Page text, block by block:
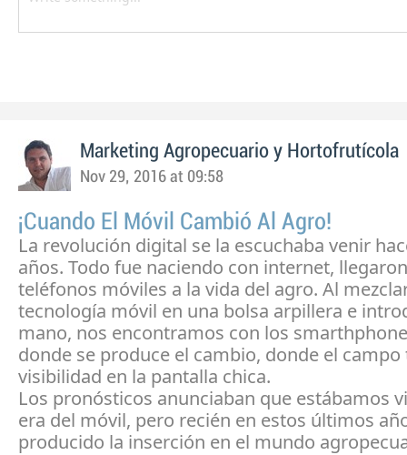
Marketing Agropecuario y Hortofrutícola
Nov 29, 2016 at 09:58
¡Cuando El Móvil Cambió Al Agro!
La revolución digital se la escuchaba venir
años. Todo fue naciendo con internet,
teléfonos móviles a la vida del agro. Al
tecnología móvil en una bolsa arpillera e
mano, nos encontramos con los
donde se produce el cambio, donde el
visibilidad en la pantalla chica.
Los pronósticos anunciaban que estábamos
era del móvil, pero recién en estos últimos
producido la inserción en el mundo